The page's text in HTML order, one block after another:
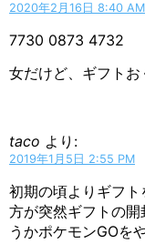
2020年2月16日 8:40 AM
7730 0873 4732
女だけど、ギフトお
taco より:
2019年1月5日 2:55 PM
初期の頃よりギフ
方が突然ギフトの
うかポケモンGOを